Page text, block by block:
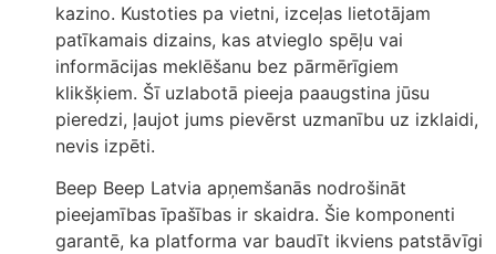
kazino. Kustoties pa vietni, izceļas lietotājam
patīkamais dizains, kas atvieglo spēļu vai
informācijas meklēšanu bez pārmērīgiem
klikšķiem. Šī uzlabotā pieeja paaugstina jūsu
pieredzi, ļaujot jums pievērst uzmanību uz izklaidi,
nevis izpēti.
Beep Beep Latvia apņemšanās nodrošināt
pieejamības īpašības ir skaidra. Šie komponenti
garantē, ka platforma var baudīt ikviens patstāvīgi